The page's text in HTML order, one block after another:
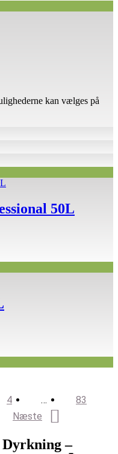
kan vælges på
50L
4 …
83
Næste
–